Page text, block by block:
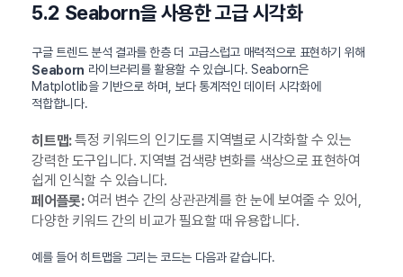
5.2 Seaborn을 사용한 고급 시각화
구글 트렌드 분석 결과를 한층 더 고급스럽고 매력적으로 표현하기 위해
Seaborn 라이브러리를 활용할 수 있습니다. Seaborn은
Matplotlib을 기반으로 하며, 보다 통계적인 데이터 시각화에
적합합니다.
히트맵:특정 키워드의 인기도를 지역별로 시각화할 수 있는
강력한 도구입니다. 지역별 검색량 변화를 색상으로 표현하여
쉽게 인식할 수 있습니다.
페어플롯:여러 변수 간의 상관관계를 한 눈에 보여줄 수 있어,
다양한 키워드 간의 비교가 필요할 때 유용합니다.
예를 들어 히트맵을 그리는 코드는 다음과 같습니다.